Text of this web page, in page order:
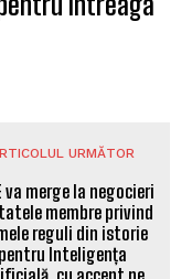
URMĂTOR